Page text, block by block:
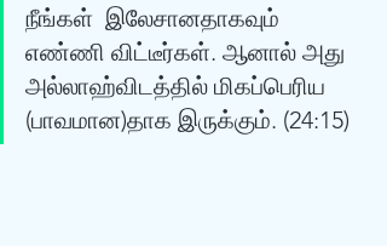
நீங்கள்  இலேசானதாகவும்
எண்ணி விட்டீர்கள். ஆனால் அது
அல்லாஹ்விடத்தில் மிகப்பெரிய
(பாவமான)தாக இருக்கும். (24:15)